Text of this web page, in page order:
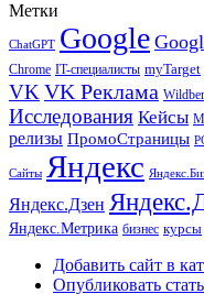
Метки
ChatGPT Google
Chrome IT-специалисты myTarget
VK VK Реклама
Исследования Кейсы
релизы ПромоСтраницы
Сайты Яндекс
Яндекс.Дзен
Яндекс.Метрика бизнес курсы
Добавить сайт в
Опубликовать